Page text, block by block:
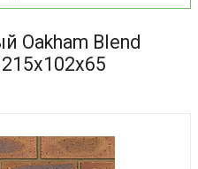
Oakham Blend